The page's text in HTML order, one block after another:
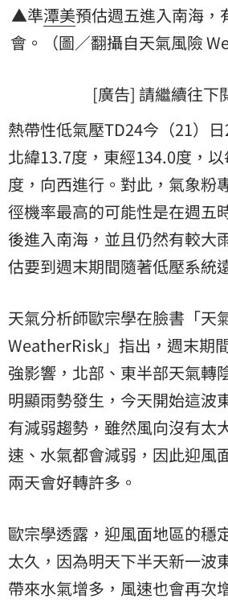
▲準潭美預估週五進入南海，
會。（圖／翻攝自天氣風險
[廣告] 請繼續往
熱帶性低氣壓TD24今（21）
北緯13.7度，東經134.0度，
度，向西進行。對此，氣象粉
徑機率最高的可能性是在週五
後進入南海，並且仍然有較大
估要到週末期間隨著低壓系統
天氣分析師歐宗學在臉書「天
WeatherRisk」指出，週末期
強影響，北部、東半部天氣轉
明顯雨勢發生，今天開始這波
有減弱趨勢，雖然風向沒有太
速、水氣都會減弱，因此迎風
兩天會好轉許多。
歐宗學透露，迎風面地區的穩
太久，因為明天下半天新一波
帶來水氣增多，風速也會再次